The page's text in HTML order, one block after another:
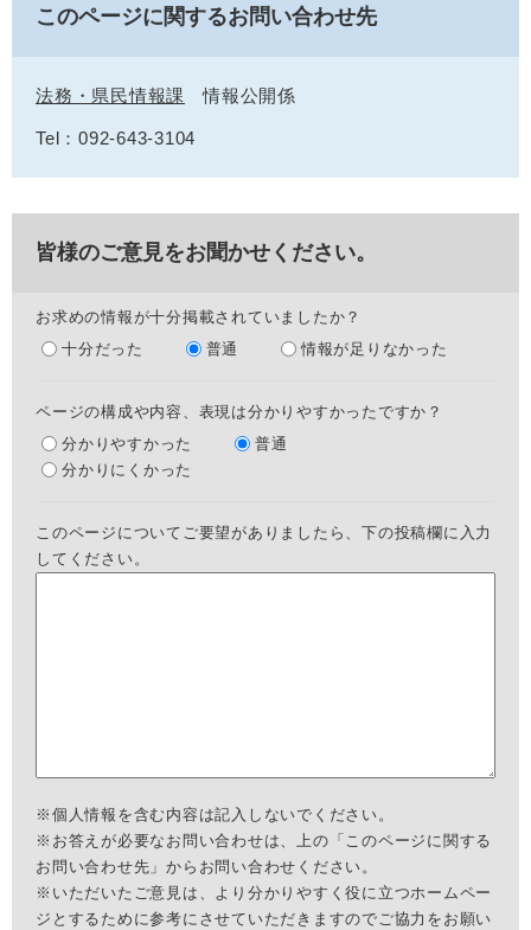
このページに関するお問い合わせ先
法務・県民情報課 情報公開係
Tel：092-643-3104
皆様のご意見をお聞かせください。
お求めの情報が十分掲載されていましたか？
十分だった
普通 情報が足りなかった
ページの構成や内容、表現は分かりやすかったですか？
分かりやすかった
普通
分かりにくかった
このページについてご要望がありましたら、下の投稿欄に入力
してください。
※個人情報を含む内容は記入しないでください。
※お答えが必要なお問い合わせは、上の「このページに関する
お問い合わせ先」からお問い合わせください。
※いただいたご意見は、より分かりやすく役に立つホームペー
ジとするために参考にさせていただきますのでご協力をお願い